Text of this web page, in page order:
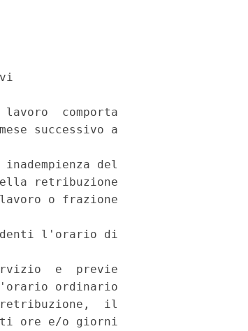
lavoro  comporta
successivo a
inadempienza del
retribuzione
o frazione
l'orario di
e  previe
ordinario
il
ore e/o giorni